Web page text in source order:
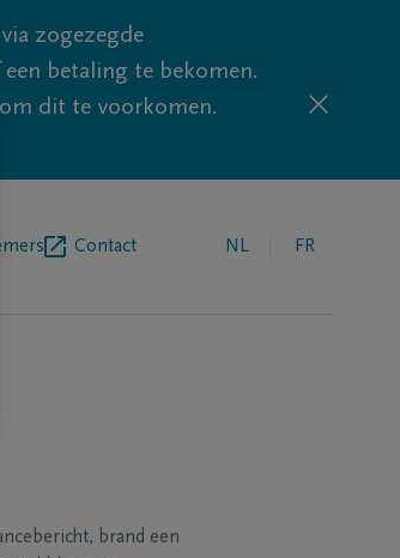
zogezegde
betaling te bekomen.
dit te voorkomen.
Contact NL FR
brand een